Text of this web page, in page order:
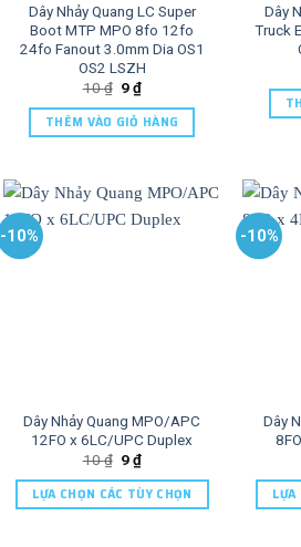
Dây Nhảy Quang LC Super
Boot MTP MPO 8fo 12fo
24fo Fanout 3.0mm Dia OS1
OS2 LSZH
10₫ 9₫
THÊM VÀO GIỎ HÀNG
Dây
Truck
-10%
Dây Nhảy Quang MPO/APC
12FO x 6LC/UPC Duplex
10₫ 9₫
LỰA CHỌN CÁC TÙY CHỌN
-10%
Dây
LỰA